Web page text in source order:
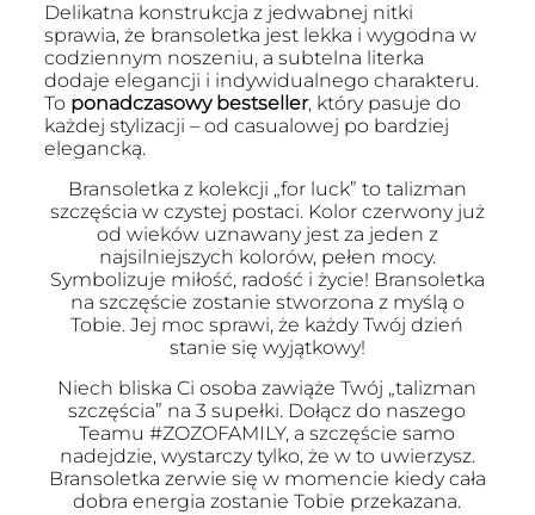
Delikatna konstrukcja z jedwabnej nitki
sprawia, że bransoletka jest lekka i wygodna w
codziennym noszeniu, a subtelna literka
dodaje elegancji i indywidualnego charakteru.
To ponadczasowy bestseller, który pasuje do
każdej stylizacji – od casualowej po bardziej
elegancką.
Bransoletka z kolekcji „for luck” to talizman
szczęścia w czystej postaci. Kolor czerwony już
od wieków uznawany jest za jeden z
najsilniejszych kolorów, pełen mocy.
Symbolizuje miłość, radość i życie! Bransoletka
na szczęście zostanie stworzona z myślą o
Tobie. Jej moc sprawi, że każdy Twój dzień
stanie się wyjątkowy!
Niech bliska Ci osoba zawiąże Twój „talizman
szczęścia” na 3 supełki. Dołącz do naszego
Teamu #ZOZOFAMILY, a szczęście samo
nadejdzie, wystarczy tylko, że w to uwierzysz.
Bransoletka zerwie się w momencie kiedy cała
dobra energia zostanie Tobie przekazana.